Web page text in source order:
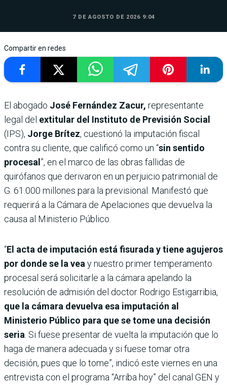
7 DE AGOSTO DE 2026 9:04
Compartir en redes
El abogado José Fernández Zacur, representante
legal del extitular del Instituto de Previsión Social
(IPS), Jorge Brítez, cuestionó la imputación fiscal
contra su cliente, que calificó como un “sin sentido
procesal”, en el marco de las obras fallidas de
quirófanos que derivaron en un perjuicio patrimonial de
G. 61.000 millones para la previsional. Manifestó que
requerirá a la Cámara de Apelaciones que devuelva la
causa al Ministerio Público.
“El acta de imputación está fisurada y tiene agujeros
por donde se la vea y nuestro primer temperamento
procesal será solicitarle a la cámara apelando la
resolución de admisión del doctor Rodrigo Estigarribia,
que la cámara devuelva esa imputación al
Ministerio Público para que se tome una decisión
seria . Si fuese presentar de vuelta la imputación que lo
haga de manera adecuada y si fuese tomar otra
decisión, pues que lo tome”, indicó este viernes en una
entrevista con el programa “Arriba hoy” del canal GEN y